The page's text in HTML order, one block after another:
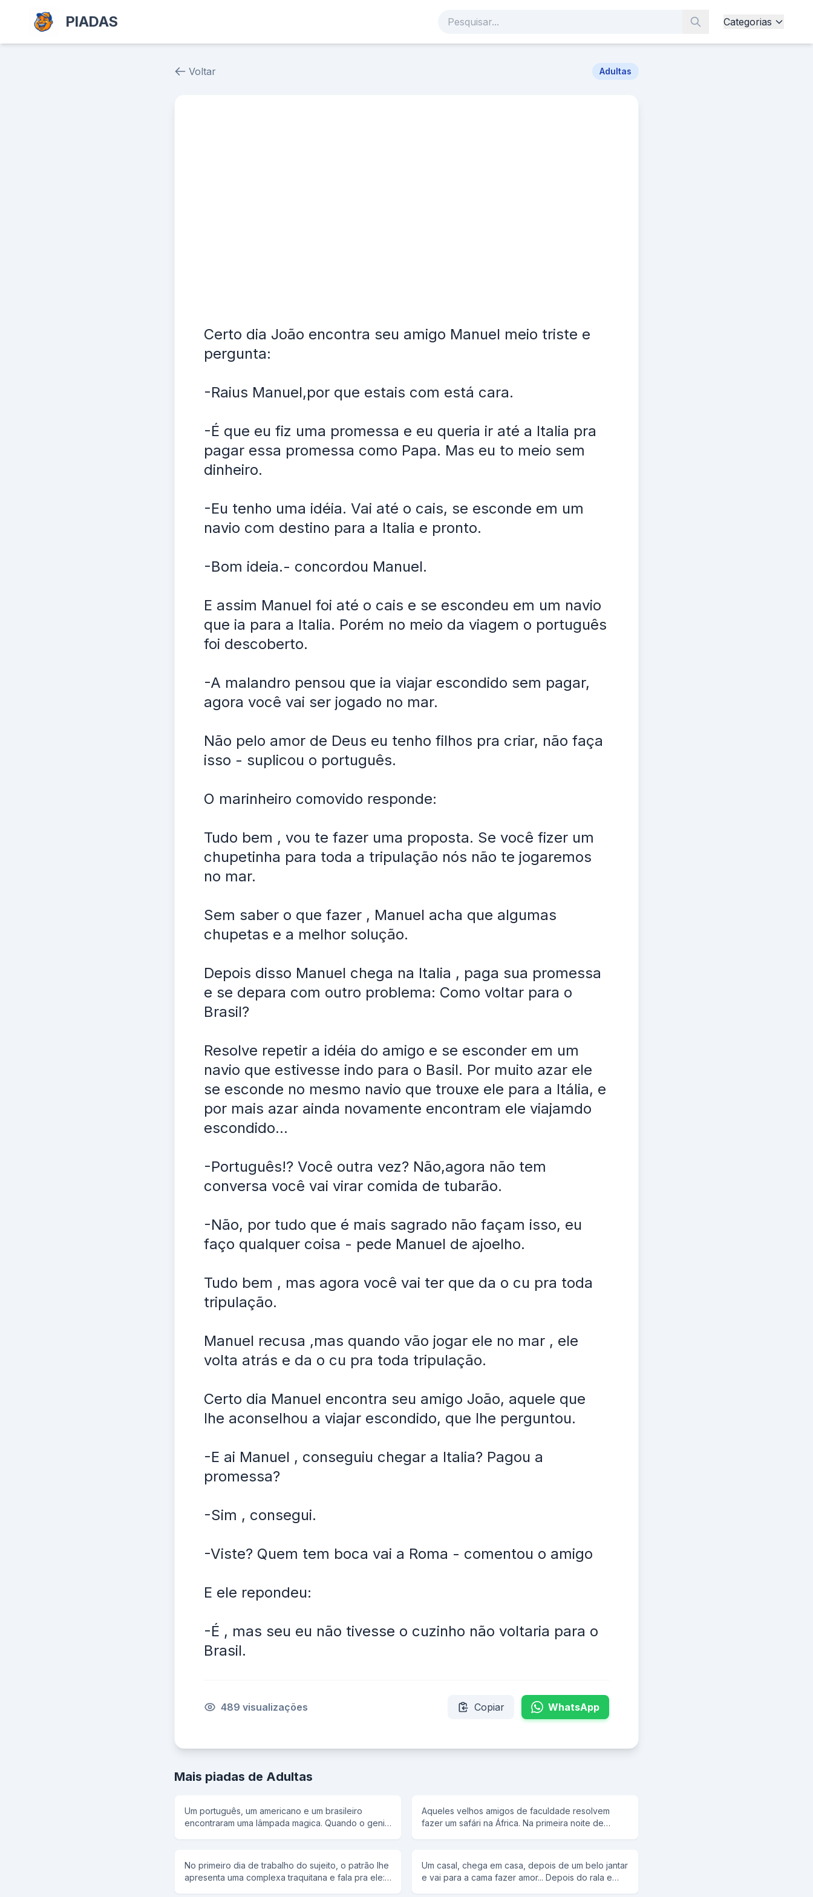
PIADAS Categorias
Voltar Adultas
Certo dia João encontra seu amigo Manuel meio triste e
pergunta:
-Raius Manuel,por que estais com está cara.
-É que eu fiz uma promessa e eu queria ir até a Italia pra
pagar essa promessa como Papa. Mas eu to meio sem
dinheiro.
-Eu tenho uma idéia. Vai até o cais, se esconde em um
navio com destino para a Italia e pronto.
-Bom ideia.- concordou Manuel.
E assim Manuel foi até o cais e se escondeu em um navio
que ia para a Italia. Porém no meio da viagem o português
foi descoberto.
-A malandro pensou que ia viajar escondido sem pagar,
agora você vai ser jogado no mar.
Não pelo amor de Deus eu tenho filhos pra criar, não faça
isso - suplicou o português.
O marinheiro comovido responde:
Tudo bem , vou te fazer uma proposta. Se você fizer um
chupetinha para toda a tripulação nós não te jogaremos
no mar.
Sem saber o que fazer , Manuel acha que algumas
chupetas e a melhor solução.
Depois disso Manuel chega na Italia , paga sua promessa
e se depara com outro problema: Como voltar para o
Brasil?
Resolve repetir a idéia do amigo e se esconder em um
navio que estivesse indo para o Basil. Por muito azar ele
se esconde no mesmo navio que trouxe ele para a Itália, e
por mais azar ainda novamente encontram ele viajamdo
escondido...
-Português!? Você outra vez? Não,agora não tem
conversa você vai virar comida de tubarão.
-Não, por tudo que é mais sagrado não façam isso, eu
faço qualquer coisa - pede Manuel de ajoelho.
Tudo bem , mas agora você vai ter que da o cu pra toda
tripulação.
Manuel recusa ,mas quando vão jogar ele no mar , ele
volta atrás e da o cu pra toda tripulação.
Certo dia Manuel encontra seu amigo João, aquele que
lhe aconselhou a viajar escondido, que lhe perguntou.
-E ai Manuel , conseguiu chegar a Italia? Pagou a
promessa?
-Sim , consegui.
-Viste? Quem tem boca vai a Roma - comentou o amigo
E ele repondeu:
-É , mas seu eu não tivesse o cuzinho não voltaria para o
Brasil.
489 visualizações Copiar WhatsApp
Mais piadas de Adultas
Um português, um americano e um brasileiro
encontraram uma lâmpada magica. Quando o genio
casas.la o americano pediu muita mulher, muito
dinheiro, e um super carro. o brasileiro pediu uma
Aqueles velhos amigos de faculdade resolvem
fazer um safári na África. Na primeira noite de
turma toda em uníssino: - Urra! Urra! O gaguinho: -
Hip... hip... hip... E a turma: - Urra! Urra! O gaguinho: -
No primeiro dia de trabalho do sujeito, o patrão lhe
apresenta uma complexa traquitana e fala pra ele: -
Um casal, chega em casa, depois de um belo jantar
e vai para a cama fazer amor... Depois do rala e